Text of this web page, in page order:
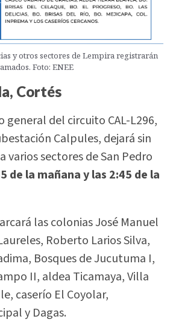
y otros sectores de Lempira registrarán
Foto: ENEE
Cortés
del circuito CAL-L296,
Calpules, dejará sin
varios sectores de San Pedro
de la mañana y las 2:45 de la
las colonias José Manuel
Roberto Larios Silva,
Bosques de Jucutuma I,
II, aldea Ticamaya, Villa
caserío El Coyolar,
y Dagas.